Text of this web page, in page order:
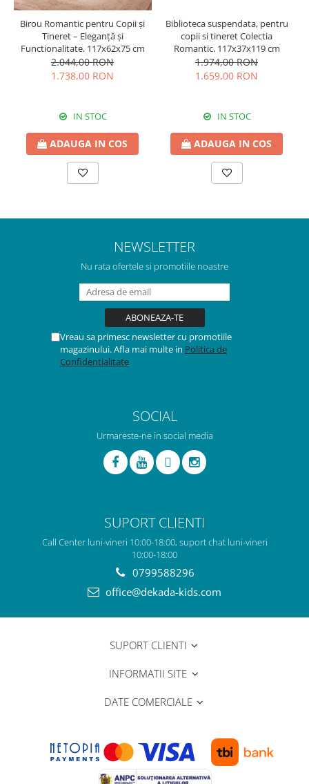
Birou Romantic pentru Copii și
Tineret – Eleganță și
Funcționalitate, 117x62x75 cm
2.044,00 RON
1.738,00 RON
IN STOC
ADAUGA IN COS
Biblioteca suspendata, pentru
copii si tineret Colectia
Romantic, 117x37x119 cm
1.974,00 RON
1.659,00 RON
IN STOC
ADAUGA IN COS
NEWSLETTER
Nu rata ofertele si promotiile noastre
Vreau sa primesc newsletter cu promotiile
magazinului. Afla mai multe in Politica de
Confidentialitate
SOCIAL
Urmareste-ne in social media
SUPORT CLIENTI
Call Center luni-vineri 10:00-18:00, suport chat luni-vineri
10:00-18:00
0799588296
office@dekada-kids.com
SUPORT CLIENTI
INFORMATII SITE
DATE COMERCIALE